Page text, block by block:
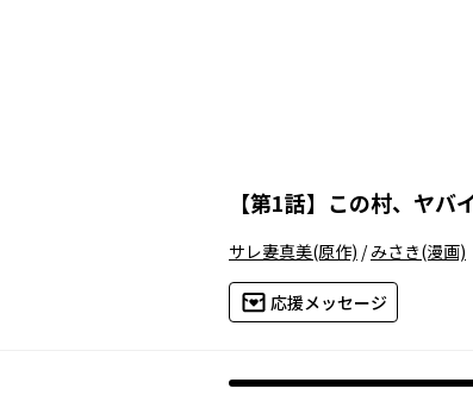
【第1話】 この村、ヤバ
サレ妻真美(原作) /みさき(漫画)
応援メッセージ